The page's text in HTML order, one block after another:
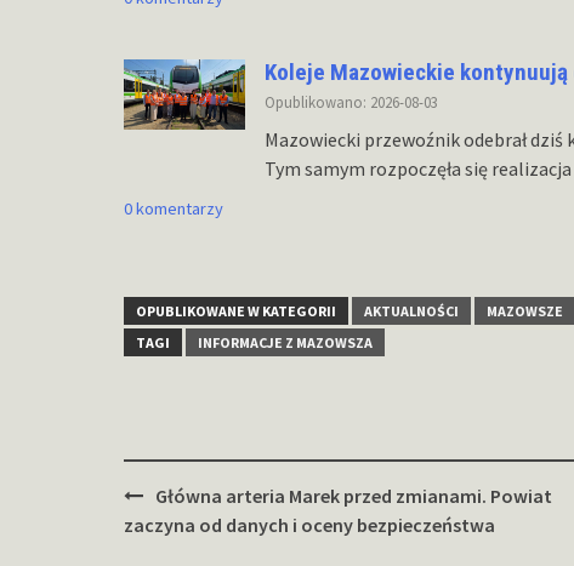
Koleje Mazowieckie kontynuują
Opublikowano: 2026-08-03
Mazowiecki przewoźnik odebrał
Tym samym rozpoczęła się
0 komentarzy
OPUBLIKOWANE W KATEGORII AKTUALNOŚCI MAZOWSZE
TAGI
INFORMACJE Z MAZOWSZA
Zobacz
wpisy
Główna arteria Marek przed zmianami. Powiat
zaczyna od danych i oceny bezpieczeństwa